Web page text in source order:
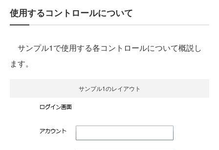
使用するコントロールについて
サンプル1で使用する各コントロールについて概説し
ます。
サンプル1のレイアウト